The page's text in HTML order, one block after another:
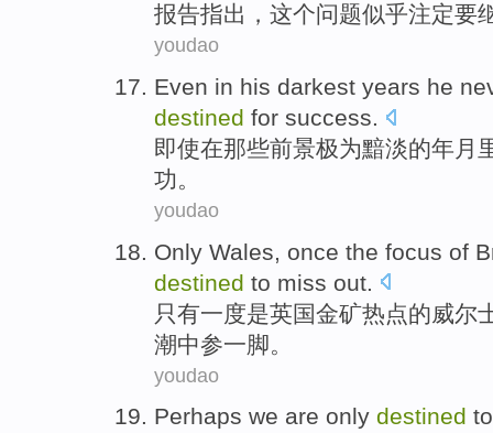
报告指出 ， 这个问题似乎注定要
youdao
Even in his darkest years he
destined for success.
即使在那些前景极为黯淡的年月
功。
youdao
Only Wales once the focus of
destined to miss out.
只有一度是英国金矿热点的威尔
潮中参一脚。
youdao
Perhaps we are only destined